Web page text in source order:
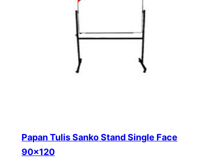
Papan Tulis Sanko Stand Single Face
90×120